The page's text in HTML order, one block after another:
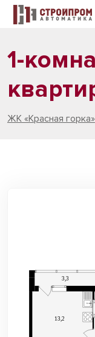
1-
ЖК «Красная горка»